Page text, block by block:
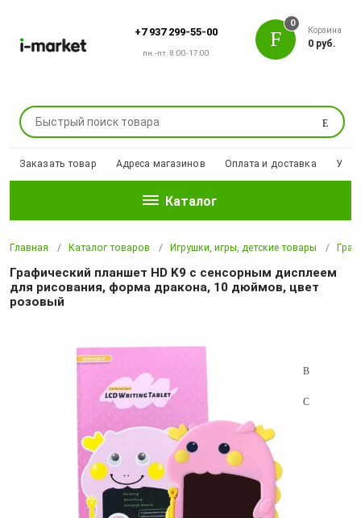
+7 937 299-55-00
пн.-пт. 8:00-17:00
Поиск
0
Корзина
0 руб.
Заказать товар Адреса магазинов Оплата и доставка
Каталог
Главная Каталог товаров Игрушки, игры, детские товары
Графический планшет HD K9 с сенсорным дисплеем
для рисования, форма дракона, 10 дюймов, цвет
розовый